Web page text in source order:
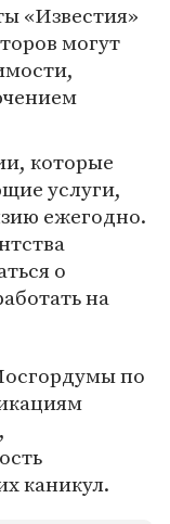
«Известия»
могут
которые
услуги,
ежегодно.
о
на
по
каникул.